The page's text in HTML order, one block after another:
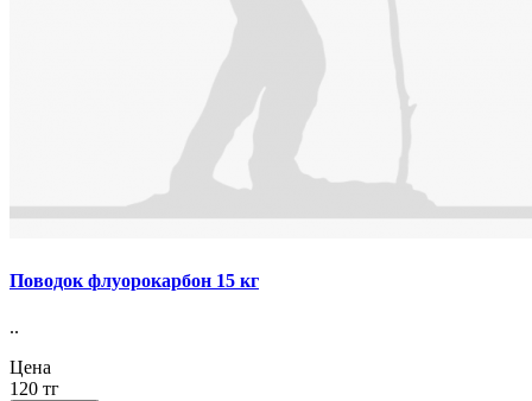
Поводок флуорокарбон 15 кг
..
Цена
120 тг